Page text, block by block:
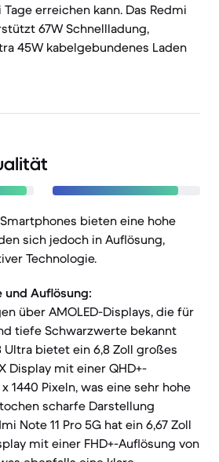
erreichen kann. Das Redmi
67W Schnellladung,
45W kabelgebundenes Laden
bieten eine hohe
sich jedoch in Auflösung,
Technologie.
und Auflösung:
über AMOLED-Displays, die für
tiefe Schwarzwerte bekannt
Ultra bietet ein 6,8 Zoll großes
Display mit einer QHD+-
1440 Pixeln, was eine sehr hohe
scharfe Darstellung
Note 11 Pro 5G hat ein 6,67 Zoll
mit einer FHD+-Auflösung von